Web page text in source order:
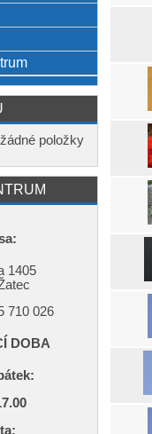
položky
1405
710 026
DOBA